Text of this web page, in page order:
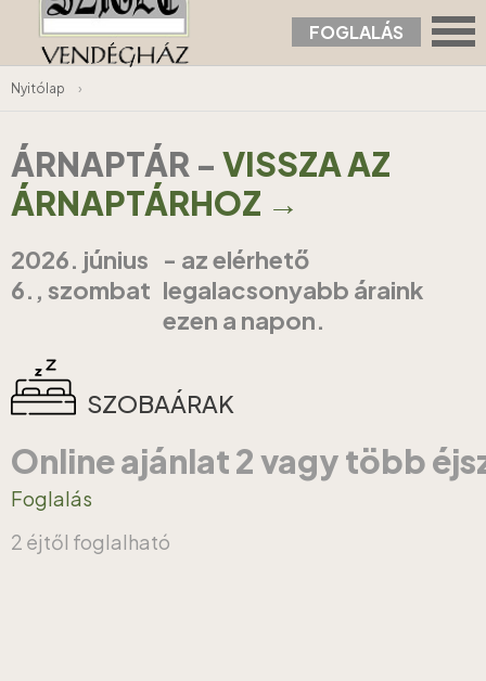
FOGLALÁS
Nyitólap ›
ÁRNAPTÁR - VISSZA AZ
ÁRNAPTÁRHOZ →
2026. június
6., szombat
- az elérhető
legalacsonyabb áraink
ezen a napon.
SZOBAÁRAK
Online ajánlat 2 vagy több
Foglalás
2 éjtől foglalható